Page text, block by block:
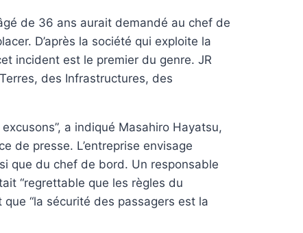
de 36 ans aurait demandé au chef de
D’après la société qui exploite la
incident est le premier du genre. JR
des Infrastructures, des
a indiqué Masahiro Hayatsu,
de presse. L’entreprise envisage
que du chef de bord. Un responsable
“regrettable que les règles du
“la sécurité des passagers est la